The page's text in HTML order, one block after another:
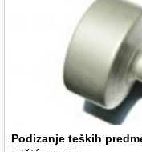
Podizanje teških